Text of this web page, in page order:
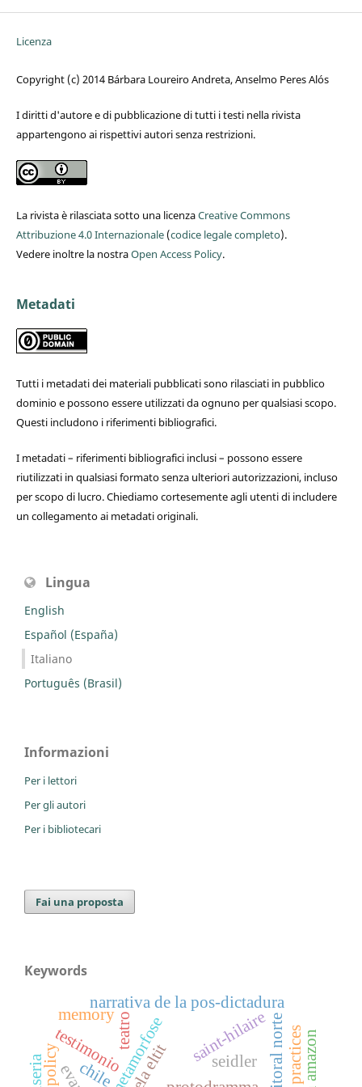
Licenza
Copyright (c) 2014 Bárbara Loureiro Andreta, Anselmo Peres Alós
I diritti d'autore e di pubblicazione di tutti i testi nella rivista
appartengono ai rispettivi autori senza restrizioni.
La rivista è rilasciata sotto una licenzaCreative Commons
Attribuzione 4.0 Internazionale(codice legale completo).
Vedere inoltre la nostraOpen Access Policy.
Metadati
Tutti i metadati dei materiali pubblicati sono rilasciati in pubblico
dominio e possono essere utilizzati da ognuno per qualsiasi scopo.
Questi includono i riferimenti bibliografici.
I metadati – riferimenti bibliografici inclusi – possono essere
riutilizzati in qualsiasi formato senza ulteriori autorizzazioni, incluso
per scopo di lucro. Chiediamo cortesemente agli utenti di includere
un collegamento ai metadati originali.
Lingua
English
Español (España)
Italiano
Português (Brasil)
Informazioni
Per i lettori
Per gli autori
Per i bibliotecari
Fai una proposta
Keywords
metamorfose saint-hilaire
seidler litoral norte
testimonio
narrativa de la pos-dictadura
chile
teatro
memory
practices